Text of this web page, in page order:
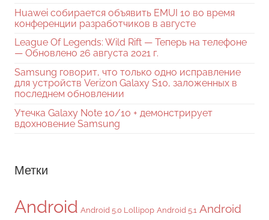
Huawei собирается объявить EMUI 10 во время
конференции разработчиков в августе
League Of Legends: Wild Rift — Теперь на телефоне
— Обновлено 26 августа 2021 г.
Samsung говорит, что только одно исправление
для устройств Verizon Galaxy S10, заложенных в
последнем обновлении
Утечка Galaxy Note 10/10 + демонстрирует
вдохновение Samsung
Метки
Android Android 5.0 Lollipop Android 5.1 Android